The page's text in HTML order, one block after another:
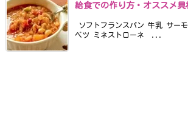
給食での作り方・オススメ具
ソフトフランスパン 牛乳 サー
ベツ ミネストローネ ...